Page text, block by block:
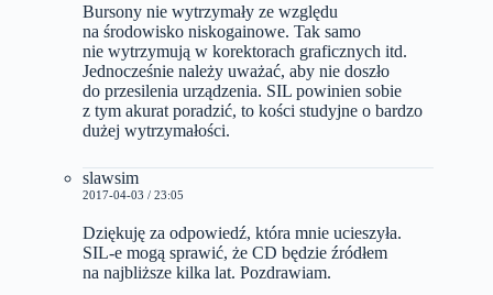
Bursony nie wytrzymały ze względu
na środowisko niskogainowe. Tak samo
nie wytrzymują w korektorach graficznych itd.
Jednocześnie należy uważać, aby nie doszło
do przesilenia urządzenia. SIL powinien sobie
z tym akurat poradzić, to kości studyjne o bardzo
dużej wytrzymałości.
slawsim
2017-04-03 / 23:05
Dziękuję za odpowiedź, która mnie ucieszyła.
SIL-e mogą sprawić, że CD będzie źródłem
na najbliższe kilka lat. Pozdrawiam.